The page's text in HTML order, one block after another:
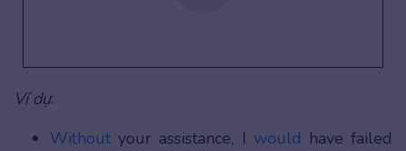
Ví dụ:
Without your assistance, I would have failed